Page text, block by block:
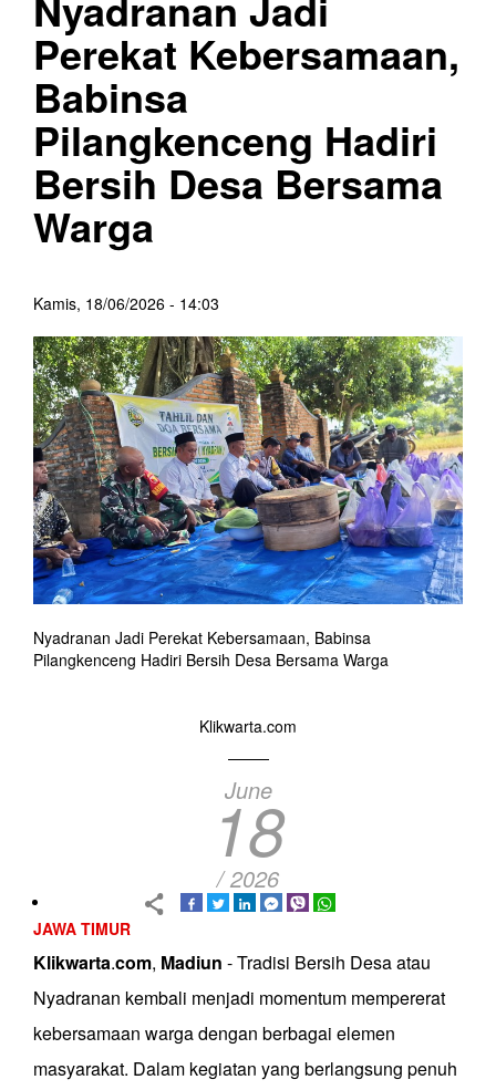
Perekat Kebersamaan,
Babinsa
Pilangkenceng Hadiri
Bersih Desa Bersama
Warga
Kamis, 18/06/2026 - 14:03
Nyadranan Jadi Perekat Kebersamaan, Babinsa
Pilangkenceng Hadiri Bersih Desa Bersama Warga
Klikwarta.com
June
18
/ 2026
JAWA TIMUR
Klikwarta.com, Madiun - Tradisi Bersih Desa atau
Nyadranan kembali menjadi momentum mempererat
kebersamaan warga dengan berbagai elemen
masyarakat. Dalam kegiatan yang berlangsung penuh